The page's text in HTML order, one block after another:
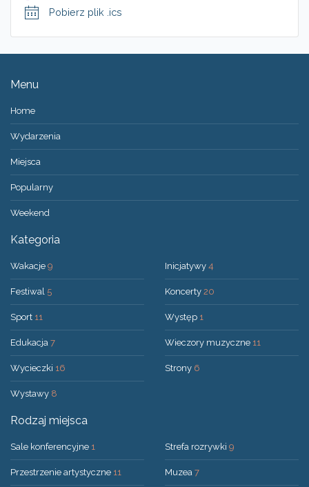
Pobierz plik .ics
Menu
Home
Wydarzenia
Miejsca
Popularny
Weekend
Kategoria
Wakacje 9
Festiwal 5
Sport 11
Edukacja 7
Wycieczki 16
Wystawy 8
Inicjatywy 4
Koncerty 20
Występ 1
Wieczory muzyczne 11
Strony 6
Rodzaj miejsca
Sale konferencyjne 1
Przestrzenie artystyczne 11
Strefa rozrywki 9
Muzea 7